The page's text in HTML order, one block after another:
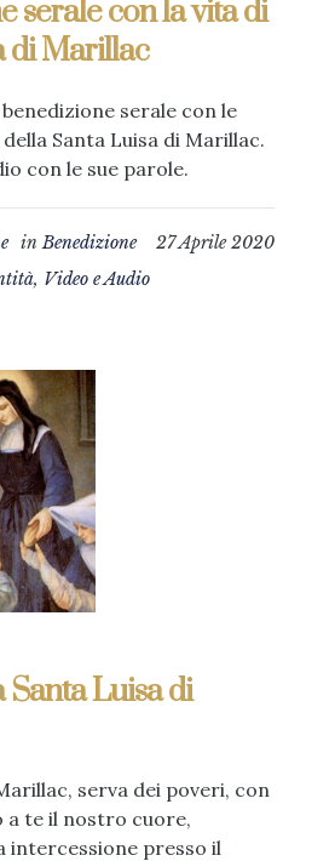
serale con la vita di
di Marillac
serale con le
Santa Luisa di Marillac.
con le sue parole.
27 Aprile 2020
inBenedizione
, Video e Audio
Luisa di
serva dei poveri, con
te il nostro cuore,
intercessione presso il